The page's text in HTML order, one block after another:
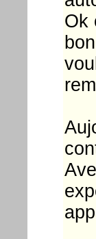
Ok